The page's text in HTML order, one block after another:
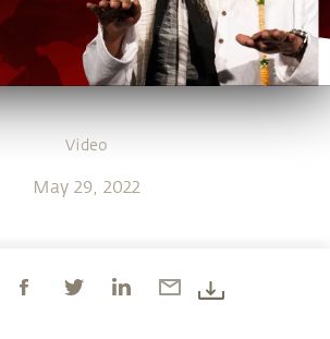
Video
May 29, 2022